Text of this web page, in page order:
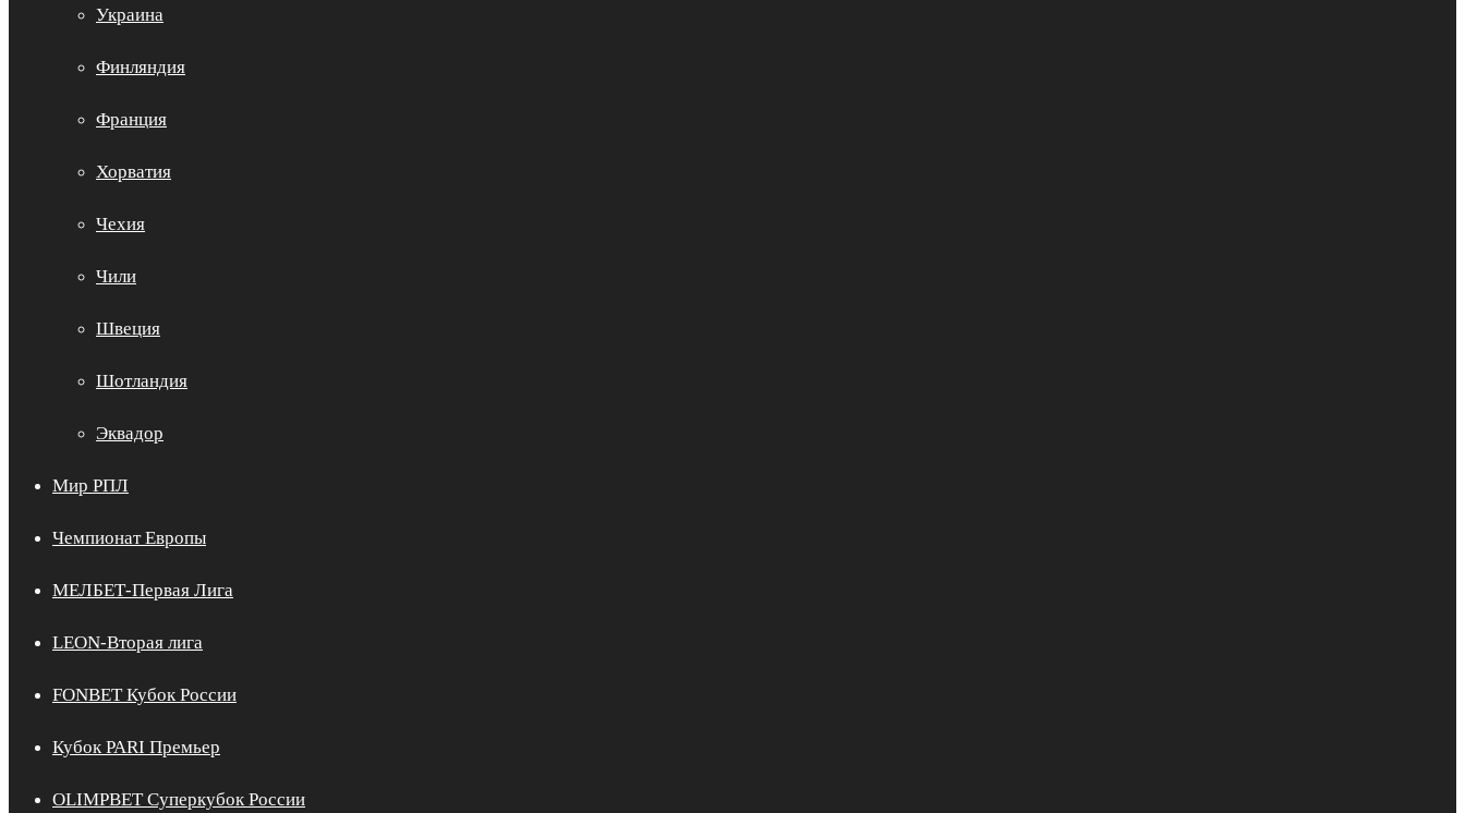
Украина
Финляндия
Франция
Хорватия
Чехия
Чили
Швеция
Шотландия
Эквадор
Мир РПЛ
Чемпионат Европы
МЕЛБЕТ-Первая Лига
LEON-Вторая лига
FONBET Кубок России
Кубок PARI Премьер
OLIMPBET Суперкубок России